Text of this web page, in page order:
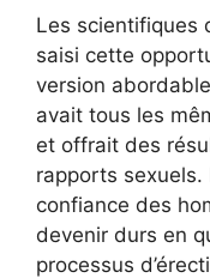
Les scientifiques
saisi cette
version
avait tous les
et offrait des
rapports sexuels.
confiance des
devenir durs en
processus